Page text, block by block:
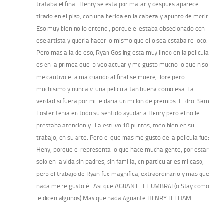
trataba el final. Henry se esta por matar y despues aparece
tirado en el piso, con una herida en la cabeza y apunto de morir.
Eso muy bien no lo entendi, porque el estaba obsecionado con
ese artista y queria hacer lo mismo que el o sea estaba re loco.
Pero mas alla de eso, Ryan Gosling esta muy lindo en la pelicula
es en la primea que lo veo actuar y me gusto mucho lo que hiso
me cautivo el alma cuando al final se muere, llore pero
muchisimo y nunca vi una pelicula tan buena como esa. La
verdad si fuera por mi le daria un millon de premios. El dro. Sam
Foster tenia en todo su sentido ayudar a Henry pero el no le
prestaba atencion y Lila estuvo 10 puntos, todo bien en su
trabajo, en su arte. Pero el que mas me gusto de la pelicula fue:
Heny, porque el representa lo que hace mucha gente, por estar
solo en la vida sin padres, sin familia, en particular es mi caso,
pero el trabajo de Ryan fue magnifica, extraordinario y mas que
nada me re gusto él. Asi que AGUANTE EL UMBRAL(o Stay como
le dicen algunos) Mas que nada Aguante HENRY LETHAM